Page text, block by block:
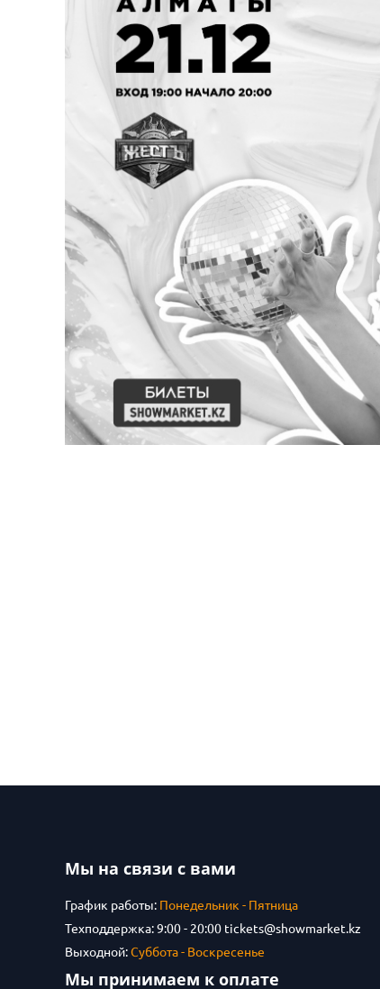
Мы на связи с вами
График работы: Понедельник - Пятница
Техподдержка: 9:00 - 20:00 tickets@showmarket.kz
Выходной:Суббота - Воскресенье
Мы принимаем к оплате